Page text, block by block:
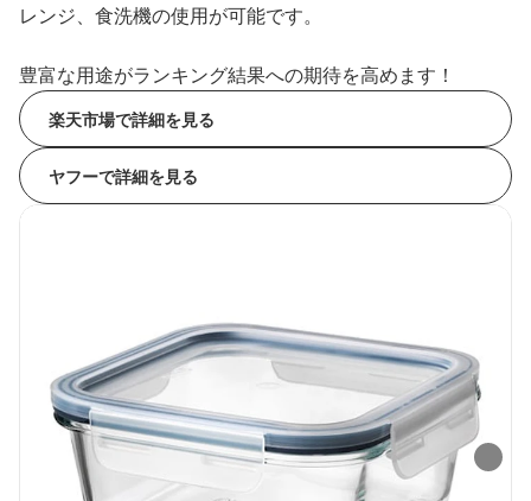
レンジ、食洗機の使用が可能です。
豊富な用途がランキング結果への期待を高めます！
楽天市場で詳細を見る
ヤフーで詳細を見る